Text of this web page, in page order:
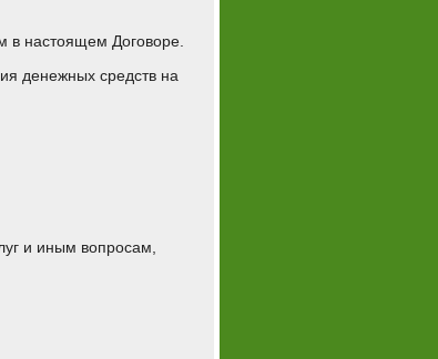
в настоящем Договоре.
денежных средств на
и иным вопросам,